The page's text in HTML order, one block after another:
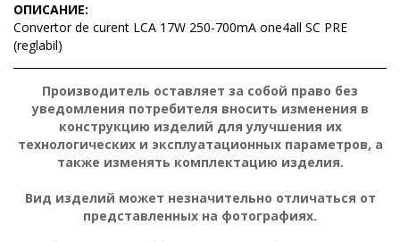
ОПИСАНИЕ:
Convertor de curent LCA 17W 250-700mA one4all SC PRE
(reglabil)
Производитель оставляет за собой право без
уведомления потребителя вносить изменения в
конструкцию изделий для улучшения их
технологических и эксплуатационных параметров, а
также изменять комплектацию изделия.
Вид изделий может незначительно отличаться от
представленных на фотографиях.